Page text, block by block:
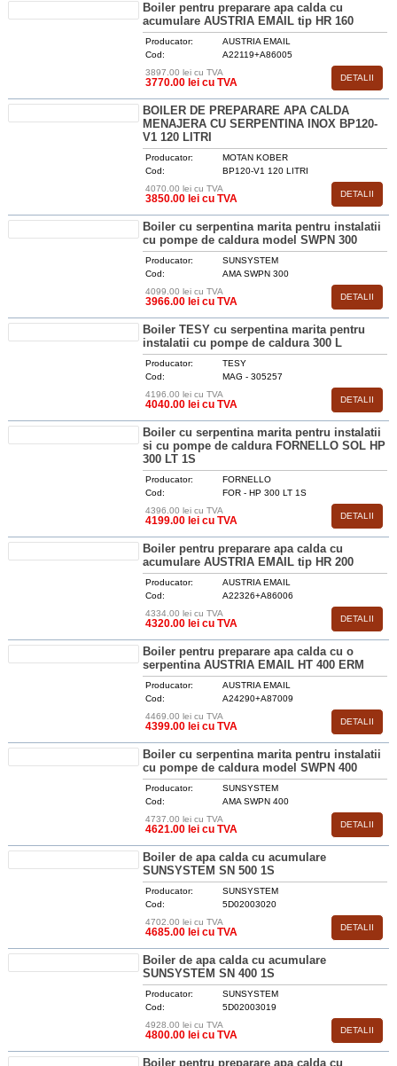
Boiler pentru preparare apa calda cu
acumulare AUSTRIA EMAIL tip HR 160
Producator:
AUSTRIA EMAIL
Cod:
A22119+A86005
3897.00 lei cu TVA
3770.00 lei cu TVA DETALII
BOILER DE PREPARARE APA CALDA
MENAJERA CU SERPENTINA INOX BP120-
V1 120 LITRI
Producator:
MOTAN KOBER
Cod:
BP120-V1 120 LITRI
4070.00 lei cu TVA
3850.00 lei cu TVA DETALII
Boiler cu serpentina marita pentru instalatii
cu pompe de caldura model SWPN 300
Producator:
SUNSYSTEM
Cod:
AMA SWPN 300
4099.00 lei cu TVA
3966.00 lei cu TVA DETALII
Boiler TESY cu serpentina marita pentru
instalatii cu pompe de caldura 300 L
Producator:
TESY
Cod:
MAG - 305257
4196.00 lei cu TVA
4040.00 lei cu TVA DETALII
Boiler cu serpentina marita pentru instalatii
si cu pompe de caldura FORNELLO SOL HP
300 LT 1S
Producator:
FORNELLO
Cod:
FOR - HP 300 LT 1S
4396.00 lei cu TVA
4199.00 lei cu TVA DETALII
Boiler pentru preparare apa calda cu
acumulare AUSTRIA EMAIL tip HR 200
Producator:
AUSTRIA EMAIL
Cod:
A22326+A86006
4334.00 lei cu TVA
4320.00 lei cu TVA DETALII
Boiler pentru preparare apa calda cu o
serpentina AUSTRIA EMAIL HT 400 ERM
Producator:
AUSTRIA EMAIL
Cod:
A24290+A87009
4469.00 lei cu TVA
4399.00 lei cu TVA DETALII
Boiler cu serpentina marita pentru instalatii
cu pompe de caldura model SWPN 400
Producator:
SUNSYSTEM
Cod:
AMA SWPN 400
4737.00 lei cu TVA
4621.00 lei cu TVA DETALII
Boiler de apa calda cu acumulare
SUNSYSTEM SN 500 1S
Producator:
SUNSYSTEM
Cod:
5D02003020
4702.00 lei cu TVA
4685.00 lei cu TVA DETALII
Boiler de apa calda cu acumulare
SUNSYSTEM SN 400 1S
Producator:
SUNSYSTEM
Cod:
5D02003019
4928.00 lei cu TVA
4800.00 lei cu TVA DETALII
Boiler pentru preparare apa calda cu